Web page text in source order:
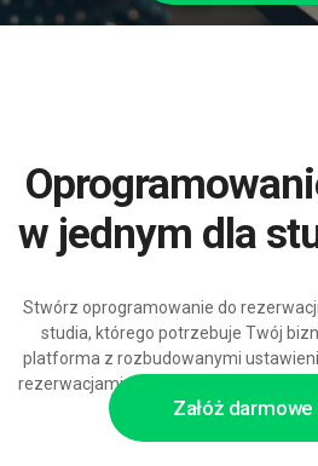
Załóż
Oprogramowanie wszystko
w jednym dla
Stwórz oprogramowanie do
studia, którego potrzebuje Twój
platforma z rozbudowanymi
rezerwacjami online i automatyzacją
się wraz ze studiem i